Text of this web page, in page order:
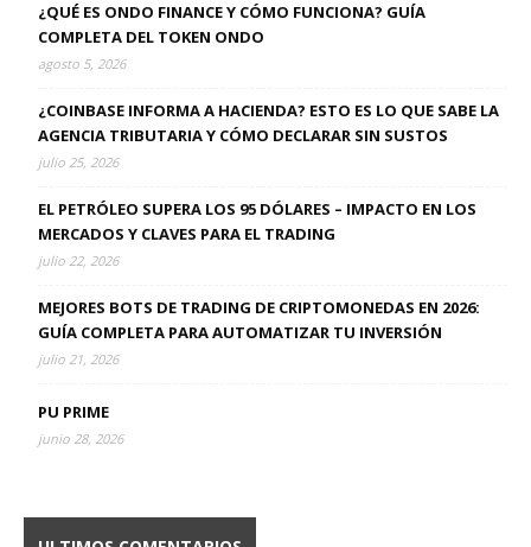
¿QUÉ ES ONDO FINANCE Y CÓMO FUNCIONA? GUÍA
COMPLETA DEL TOKEN ONDO
agosto 5, 2026
¿COINBASE INFORMA A HACIENDA? ESTO ES LO QUE SABE LA
AGENCIA TRIBUTARIA Y CÓMO DECLARAR SIN SUSTOS
julio 25, 2026
EL PETRÓLEO SUPERA LOS 95 DÓLARES – IMPACTO EN LOS
MERCADOS Y CLAVES PARA EL TRADING
julio 22, 2026
MEJORES BOTS DE TRADING DE CRIPTOMONEDAS EN 2026:
GUÍA COMPLETA PARA AUTOMATIZAR TU INVERSIÓN
julio 21, 2026
PU PRIME
junio 28, 2026